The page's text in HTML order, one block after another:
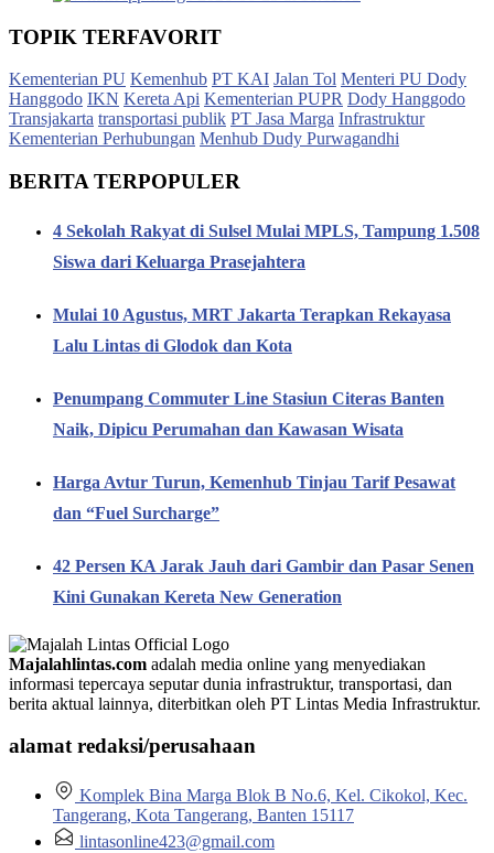
TOPIK TERFAVORIT
Kementerian PU Kemenhub PT KAI Jalan Tol Menteri PU Dody
Hanggodo IKN Kereta Api Kementerian PUPR Dody Hanggodo
Transjakarta transportasi publik PT Jasa Marga Infrastruktur
Kementerian Perhubungan Menhub Dudy Purwagandhi
BERITA TERPOPULER
4 Sekolah Rakyat di Sulsel Mulai MPLS, Tampung 1.508
Siswa dari Keluarga Prasejahtera
Mulai 10 Agustus, MRT Jakarta Terapkan Rekayasa
Lalu Lintas di Glodok dan Kota
Penumpang Commuter Line Stasiun Citeras Banten
Naik, Dipicu Perumahan dan Kawasan Wisata
Harga Avtur Turun, Kemenhub Tinjau Tarif Pesawat
dan “Fuel Surcharge”
42 Persen KA Jarak Jauh dari Gambir dan Pasar Senen
Kini Gunakan Kereta New Generation
Majalahlintas.com adalah media online yang menyediakan
informasi tepercaya seputar dunia infrastruktur, transportasi, dan
berita aktual lainnya, diterbitkan oleh PT Lintas Media Infrastruktur.
alamat redaksi/perusahaan
Komplek Bina Marga Blok B No.6, Kel. Cikokol, Kec.
Tangerang, Kota Tangerang, Banten 15117
lintasonline423@gmail.com